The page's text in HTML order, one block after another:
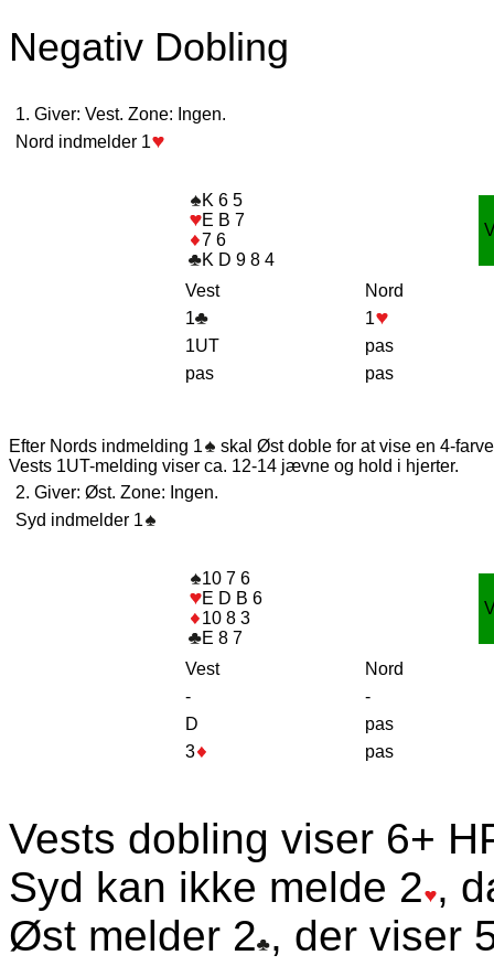
Negativ Dobling
1. Giver: Vest. Zone: Ingen.
Nord indmelder 1
K 6 5
E B 7
7 6
K D 9 8 4
Vest
Nord
1
1
1UT
pas
pas
pas
Efter Nords indmelding 1
skal Øst doble for at vise en 4-
Vests 1UT-melding viser ca. 12-14 jævne og hold i hjerter.
2. Giver: Øst. Zone: Ingen.
Syd indmelder 1
10 7 6
E D B 6
10 8 3
E 8 7
Vest
Nord
-
-
D
pas
3
pas
Vests dobling viser 6+
Syd kan ikke melde 2 ,
Øst melder 2 , der viser